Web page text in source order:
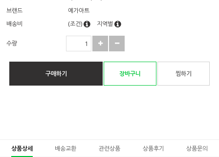
브랜드
예가아트
배송비
(조건) 지역별
수량
구매하기 장바구니 찜하기
상품상세 배송교환 관련상품 상품후기 상품문의